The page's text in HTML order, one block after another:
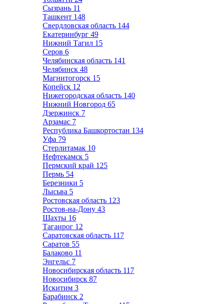
Сызрань 11
Ташкент 148
Свердловская область 144
Екатеринбург 49
Нижний Тагил 15
Серов 6
Челябинская область 141
Челябинск 48
Магнитогорск 15
Копейск 12
Нижегородская область 140
Нижний Новгород 65
Дзержинск 7
Арзамас 7
Республика Башкортостан 134
Уфа 79
Стерлитамак 10
Нефтекамск 5
Пермский край 125
Пермь 54
Березники 5
Лысьва 5
Ростовская область 123
Ростов-на-Дону 43
Шахты 16
Таганрог 12
Саратовская область 117
Саратов 55
Балаково 11
Энгельс 7
Новосибирская область 117
Новосибирск 87
Искитим 3
Барабинск 2